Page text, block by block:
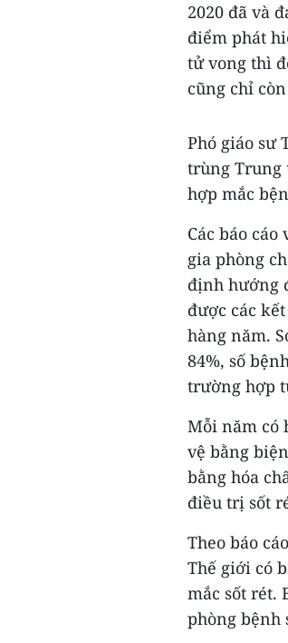
2020 đã và
điểm phát
tử vong thì
cũng chỉ
Phó giáo sư
trùng Trung
hợp mắc
Các báo
gia phòng
định hướng
được các
hàng năm.
84%, số
trường hợp
Mỗi năm có
vệ bằng
bằng hóa
điều trị sốt
Theo báo
Thế giới có
mắc sốt rét.
phòng bệnh